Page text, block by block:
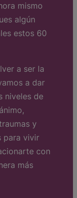
mismo
algún
estos 60
a ser la
a dar
niveles de
y
para vivir
con
más